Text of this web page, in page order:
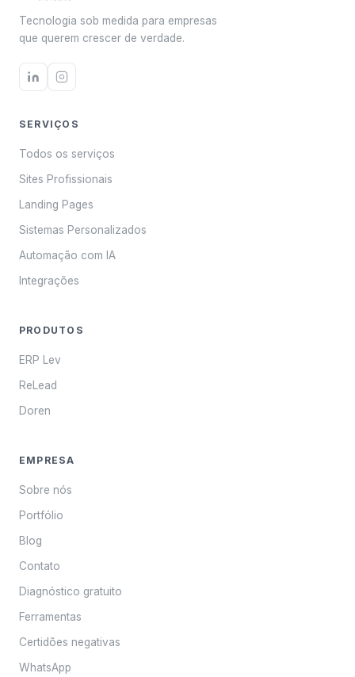
Tecnologia sob medida para empresas
que querem crescer de verdade.
SERVIÇOS
Todos os serviços
Sites Profissionais
Landing Pages
Sistemas Personalizados
Automação com IA
Integrações
PRODUTOS
ERP Lev
ReLead
Doren
EMPRESA
Sobre nós
Portfólio
Blog
Contato
Diagnóstico gratuito
Ferramentas
Certidões negativas
WhatsApp